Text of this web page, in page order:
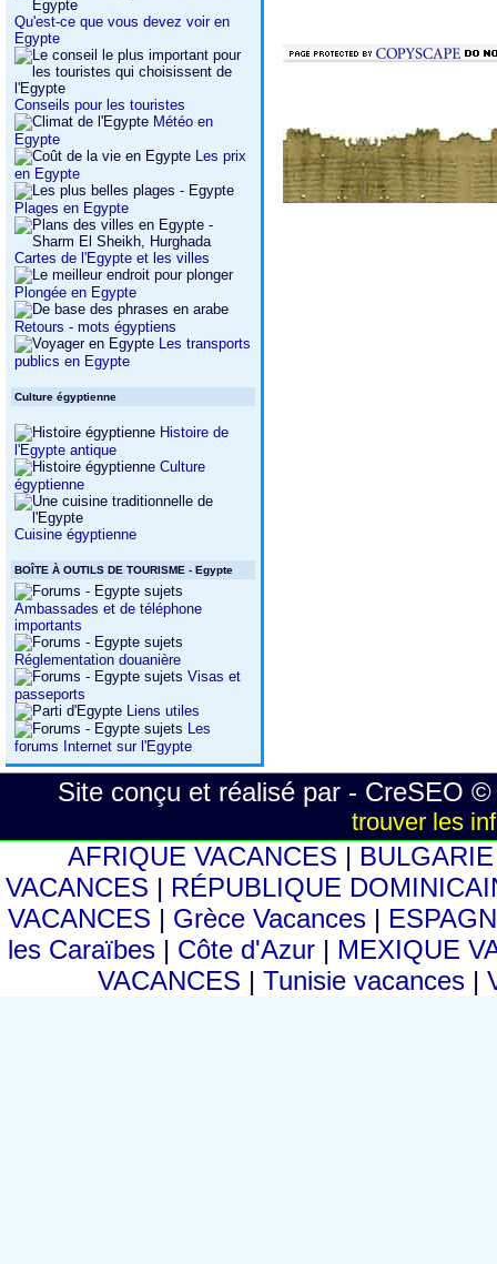
Qu'est-ce que vous devez voir en
Egypte
Conseils pour les touristes
Météo en
Egypte
Les prix
en Egypte
Plages en Egypte
Cartes de l'Egypte et les villes
Plongée en Egypte
Retours - mots égyptiens
Les transports
publics en Egypte
Culture égyptienne
Histoire de
l'Egypte antique
Culture
égyptienne
Cuisine égyptienne
BOÎTE À OUTILS DE TOURISME - Egypte
Ambassades et de téléphone
importants
Réglementation douanière
Visas et
passeports
Liens utiles
Les
forums Internet sur l'Egypte
Site conçu et réalisé par - CreSEO
trouver les
AFRIQUE VACANCES |
VACANCES | RÉPUBLIQUE
VACANCES | Grèce Vacances |
les Caraïbes | Côte d'Azur | MEXIQUE
VACANCES |Tunisie vacances |